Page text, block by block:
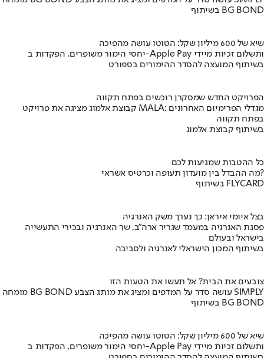
בשיתוף BG BOND
שיא של 600 מיליון שקל: הטוטו עושה מהפיכה
יחסי הימור משופרים, הפקדות ב-Apple Pay ותשלום זכיות מיידי
בשיתוף המועצה להסדר ההימורים בספורט
הפרויקט החדש שמסקרן רוכשים בפתח תקווה
קבוצת אלמוג מציגה את פרויקט MALA: מגדלי הפרימיום האחרונים
בפתח תקווה
בשיתוף קבוצת אלמוג
כל ההטבות שמגיעות לכם
מה ההבדל בין מועדון תעופה וכרטיס אשראי?
בשיתוף FLYCARD
בצל איומי איראן: כך נערך משק האנרגיה
פסגת האנרגיה במעמד שגריר ארה"ב, שר האנרגיה ובכירי התעשייה
בישראל ובעולם
בשיתוף המכון הישראלי לאנרגיה ולסביבה
צובעים את הבית? אל תעשו את הטעות הזו
מומחה BG BOND עושה סדר על המדפים ומציג את מותג הצבע SIMPLY
בשיתוף BG BOND
שיא של 600 מיליון שקל: הטוטו עושה מהפיכה
יחסי הימור משופרים, הפקדות ב-Apple Pay ותשלום זכיות מיידי